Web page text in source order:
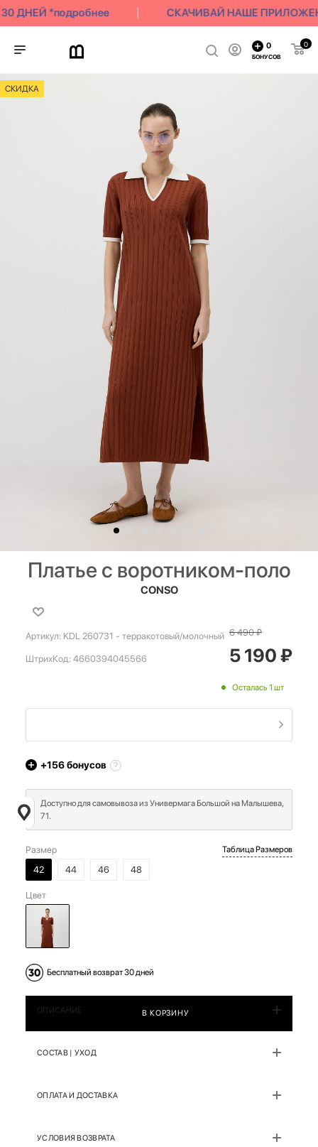
ДНЕЙ *подробнее СКАЧИВАЙ НАШЕ
0
0
БОНУСОВ
СКИДКА
Платье с воротником-поло
CONSO
Артикул: KDL 260731 - терракотовый/молочный
ШтрихКод: 4660394045566
6 490₽
5 190₽
Осталась 1 шт
+156бонусов
Доступно для самовывоза из Универмага Большой на Малышева,
71.
Размер
42
44 46 48
Таблица Размеров
Цвет
Бесплатный возврат 30 дней
В КОРЗИНУ
ОПИСАНИЕ
СОСТАВ | УХОД
ОПЛАТА И ДОСТАВКА
УСЛОВИЯ ВОЗВРАТА